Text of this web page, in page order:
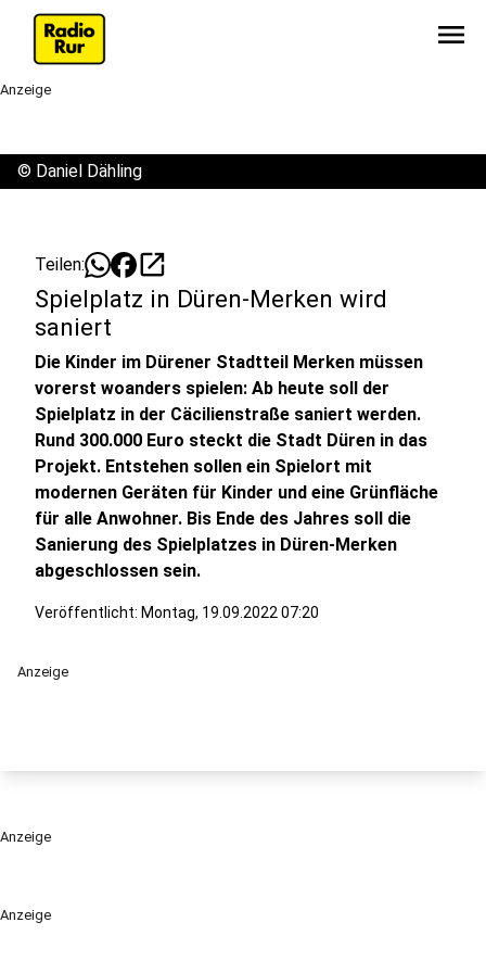
menu
Anzeige
Anzeige
© Daniel Dähling
Teilen: open_in_new
Spielplatz in Düren-Merken wird
saniert
Die Kinder im Dürener Stadtteil Merken müssen
vorerst woanders spielen: Ab heute soll der
Spielplatz in der Cäcilienstraße saniert werden.
Rund 300.000 Euro steckt die Stadt Düren in das
Projekt. Entstehen sollen ein Spielort mit
modernen Geräten für Kinder und eine Grünfläche
für alle Anwohner. Bis Ende des Jahres soll die
Sanierung des Spielplatzes in Düren-Merken
abgeschlossen sein.
Veröffentlicht: Montag, 19.09.2022 07:20
Anzeige
Anzeige